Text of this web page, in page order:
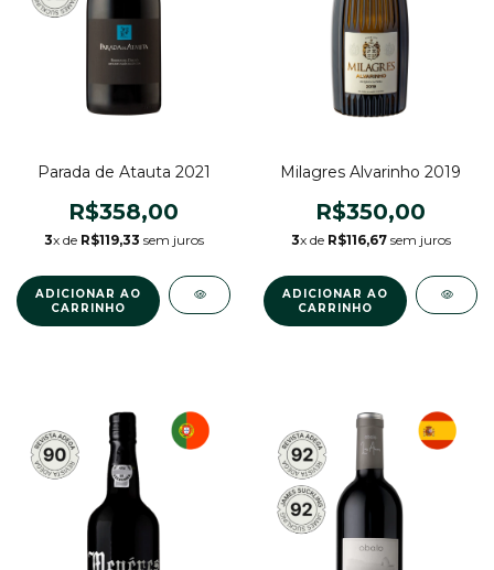
Parada de Atauta 2021
R$358,00
3x de R$119,33 sem juros
Milagres Alvarinho 2019
R$350,00
3x de R$116,67sem juros